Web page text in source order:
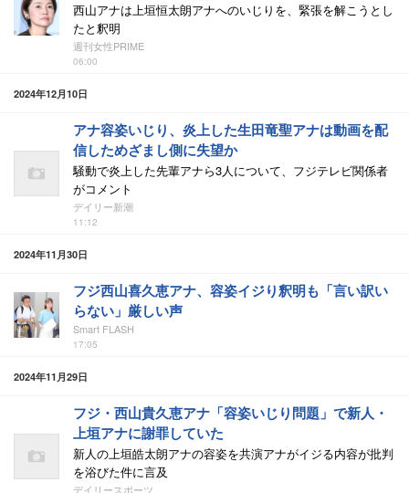
西山アナは上垣恒太朗アナへのいじりを、緊張を解こうとし
たと釈明
週刊女性PRIME
06:00
2024年12月10日
アナ容姿いじり、炎上した生田竜聖アナは動画を配
信しためざまし側に失望か
騒動で炎上した先輩アナら3人について、フジテレビ関係者
がコメント
デイリー新潮
11:12
2024年11月30日
フジ西山喜久恵アナ、容姿イジり釈明も「言い訳い
らない」厳しい声
Smart FLASH
17:05
2024年11月29日
フジ・西山貴久恵アナ「容姿いじり問題」で新人・
上垣アナに謝罪していた
新人の上垣皓太朗アナの容姿を共演アナがイジる内容が批判
を浴びた件に言及
デイリースポーツ